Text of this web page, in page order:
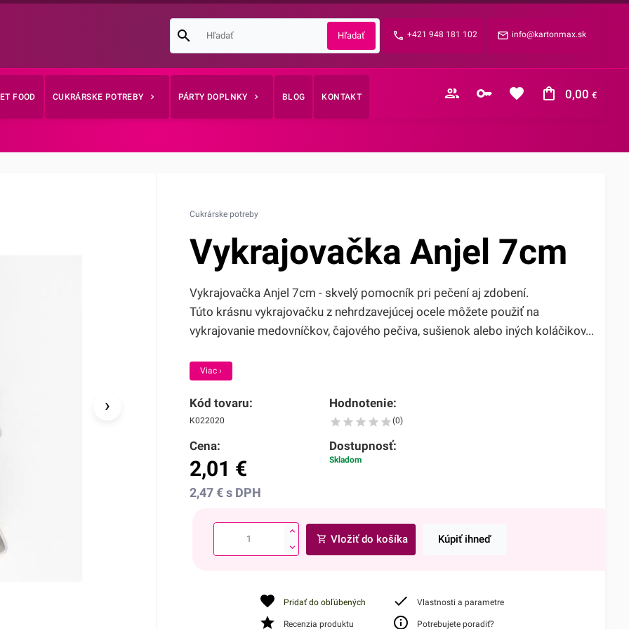
info@kartonmax.sk
+421 948 181 102
FOOD CUKRÁRSKE POTREBY PÁRTY DOPLNKY BLOG KONTAKT 0,00€
Zabudnuté heslo?
›
Cukrárske potreby
Vykrajovačka Anjel 7cm
Vykrajovačka Anjel 7cm - skvelý pomocník pri pečení aj zdobení.
Túto krásnu vykrajovačku z nehrdzavejúcej ocele môžete použiť na
vykrajovanie medovníčkov, čajového pečiva, sušienok alebo iných koláčikov...
Viac ›
Kód tovaru:
K022020
Hodnotenie:
(0)
Cena:
2,01 €
2,47€s DPH
Dostupnosť:
Skladom
Vložiť do košíka Kúpiť ihneď
Pridať do obľúbených Vlastnosti a parametre
Recenzia produktu Potrebujete poradiť?